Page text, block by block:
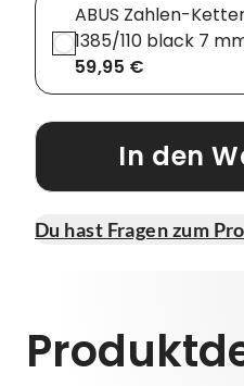
ABUS Zahlen-
1385/110 black 7
59,95 €
In den
Du hast Fragen zum